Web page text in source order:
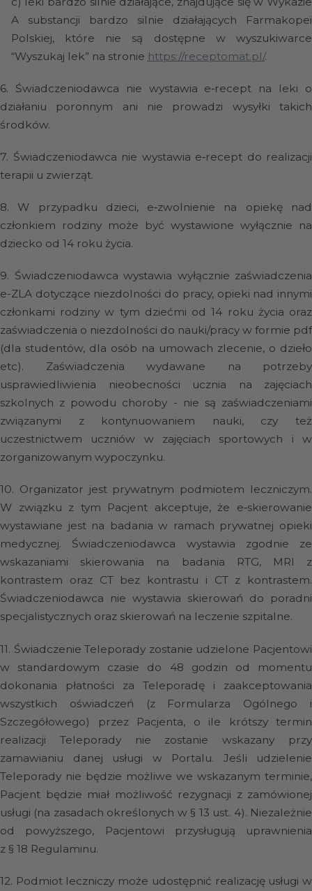
A substancji bardzo silnie działających Farmakopei
Polskiej, które nie są dostępne w wyszukiwarce
“Wyszukaj lek” na stronie https://receptomat.pl/.
6.
Świadczeniodawca nie wystawia e‑recept na leki o
działaniu poronnym ani nie prowadzi wysyłki takich
środków.
7. Świadczeniodawca nie wystawia e‑recept do realizacji
terapii u zwierząt.
8.
W przypadku dzieci, e‑zwolnienie na opiekę nad
członkiem rodziny może być wystawione wyłącznie na
dziecko od 14 roku życia.
9. Świadczeniodawca wystawia wyłącznie zaświadczenia
e-ZLA dotyczące niezdolności do pracy, opieki nad innymi
członkami rodziny w tym dziećmi od 14 roku życia oraz
zaświadczenia o niezdolności do nauki/pracy w formie pdf
(dla studentów, dla osób na umowach zlecenie, o dzieło
etc). Zaświadczenia wydawane na potrzeby
usprawiedliwienia nieobecności ucznia na zajęciach
szkolnych z powodu choroby - nie są zaświadczeniami
związanymi z kontynuowaniem nauki, czy też
uczestnictwem uczniów w zajęciach sportowych i w
zorganizowanym wypoczynku.
10. Organizator jest prywatnym podmiotem leczniczym.
W związku z tym Pacjent akceptuje, że e‑skierowanie
wystawiane jest na badania w ramach prywatnej opieki
medycznej. Świadczeniodawca wystawia zgodnie ze
wskazaniami skierowania na badania RTG, MRI z
kontrastem oraz CT bez kontrastu i CT z kontrastem.
Świadczeniodawca nie wystawia skierowań do poradni
specjalistycznych oraz skierowań na leczenie szpitalne.
11. Świadczenie Teleporady zostanie udzielone Pacjentowi
w standardowym czasie do 48 godzin od momentu
dokonania płatności za Teleporadę i zaakceptowania
wszystkich oświadczeń (z Formularza Ogólnego i
Szczegółowego) przez Pacjenta, o ile krótszy termin
realizacji Teleporady nie zostanie wskazany przy
zamawianiu danej usługi w Portalu. Jeśli udzielenie
Teleporady nie będzie możliwe we wskazanym terminie,
Pacjent będzie miał możliwość rezygnacji z zamówionej
usługi (na zasadach określonych w § 13 ust. 4). Niezależnie
od powyższego, Pacjentowi przysługują uprawnienia
z § 18 Regulaminu.
12. Podmiot leczniczy może udostępnić realizację usługi w